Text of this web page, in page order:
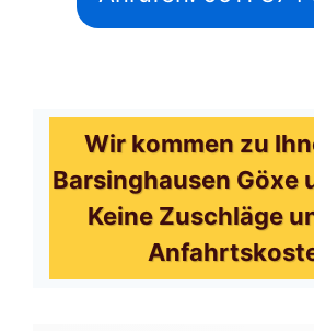
Wir kommen zu
Barsinghausen Göxe
Keine Zuschläge